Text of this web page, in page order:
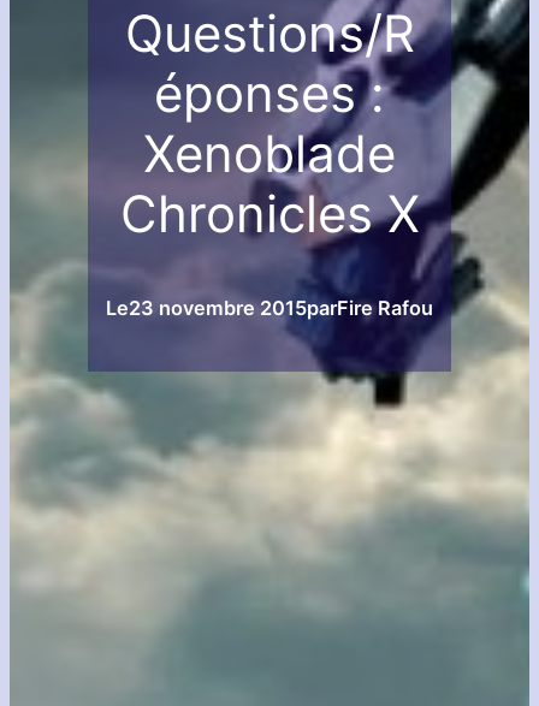
Questions/R
éponses :
Xenoblade
Chronicles X
Le23 novembre 2015parFire Rafou